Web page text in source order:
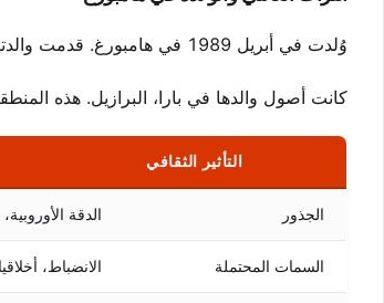
وُلدت في أبريل 1989 في هامبورغ. قدمت والدتها وصلاً بالثقافة الألمانية والانضباط.
كانت أصول والدها في بارا، البرازيل. هذه المنطقة
التأثير الثقافي
الجذور الدقة
السمات المحتملة الانضباط،